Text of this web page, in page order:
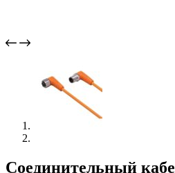
Соединительный